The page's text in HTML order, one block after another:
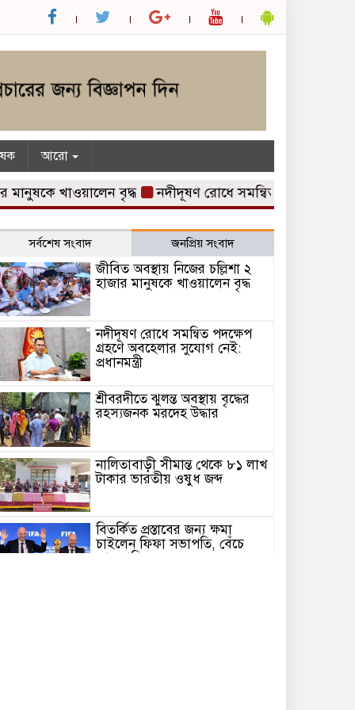
আরো
খাওয়ালেন বৃদ্ধ নদীদূষণ রোধে সমন্বিত পদক্ষেপ গ্রহণে
সর্বশেষ সংবাদ জনপ্রিয় সংবাদ
জীবিত অবস্থায় নিজের চল্লিশা ২
হাজার মানুষকে খাওয়ালেন বৃদ্ধ
নদীদূষণ রোধে সমন্বিত পদক্ষেপ
গ্রহণে অবহেলার সুযোগ নেই:
প্রধানমন্ত্রী
শ্রীবরদীতে ঝুলন্ত অবস্থায় বৃদ্ধের
রহস্যজনক মরদেহ উদ্ধার
নালিতাবাড়ী সীমান্ত থেকে ৮১ লাখ
টাকার ভারতীয় ওষুধ জব্দ
বিতর্কিত প্রস্তাবের জন্য ক্ষমা
চাইলেন ফিফা সভাপতি, বেঁচে
গেল গদি!